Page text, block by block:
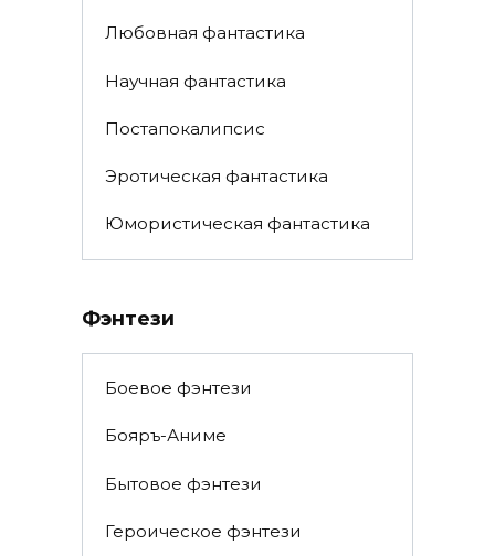
Любовная фантастика
Научная фантастика
Постапокалипсис
Эротическая фантастика
Юмористическая фантастика
Фэнтези
Боевое фэнтези
Бояръ-Аниме
Бытовое фэнтези
Героическое фэнтези